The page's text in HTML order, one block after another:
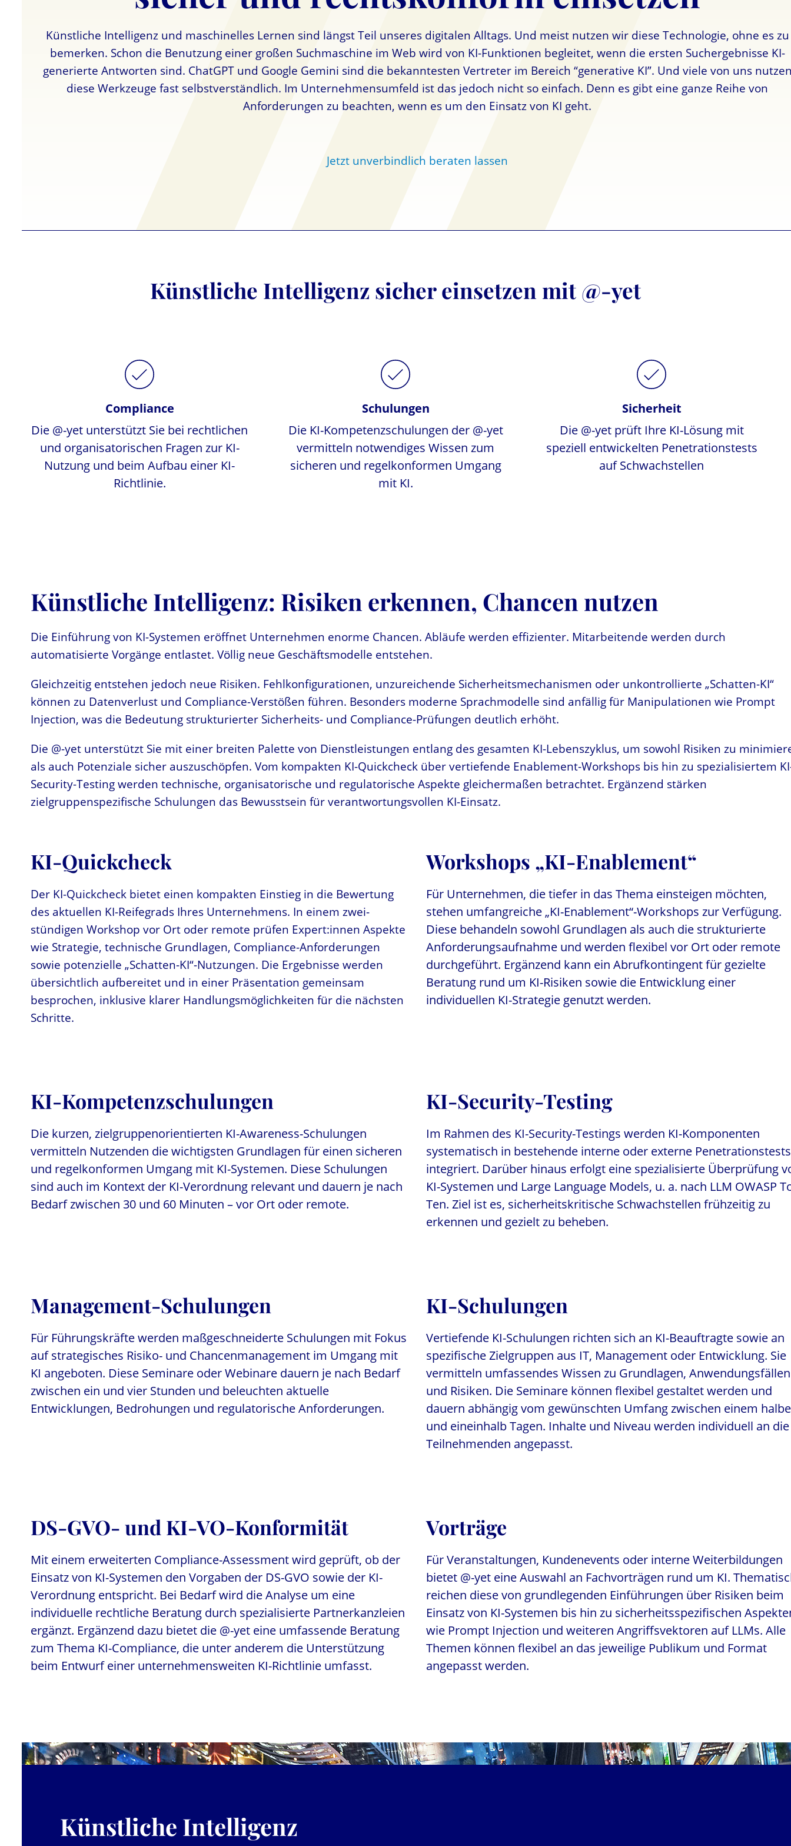
Künstliche Intelligenz und maschinelles Lernen sind längst Teil unseres digitalen Alltags. Und meist nutzen wir diese Technologie, ohne es zu
bemerken. Schon die Benutzung einer großen Suchmaschine im Web wird von KI-Funktionen begleitet, wenn die ersten Suchergebnisse KI-
generierte Antworten sind. ChatGPT und Google Gemini sind die bekanntesten Vertreter im Bereich “generative KI”. Und viele von uns
diese Werkzeuge fast selbstverständlich. Im Unternehmensumfeld ist das jedoch nicht so einfach. Denn es gibt eine ganze Reihe von
Anforderungen zu beachten, wenn es um den Einsatz von KI geht.
Jetzt unverbindlich beraten lassen
Künstliche Intelligenz sicher einsetzen mit @-yet
Compliance
Die @-yet unterstützt Sie bei rechtlichen
und organisatorischen Fragen zur KI-
Nutzung und beim Aufbau einer KI-
Richtlinie.
Schulungen
Die KI-Kompetenzschulungen der @-yet
vermitteln notwendiges Wissen zum
sicheren und regelkonformen Umgang
mit KI.
Sicherheit
Die @-yet prüft Ihre KI-Lösung mit
speziell entwickelten Penetrationstests
auf Schwachstellen
Künstliche Intelligenz: Risiken erkennen, Chancen nutzen
Die Einführung von KI-Systemen eröffnet Unternehmen enorme Chancen. Abläufe werden effizienter. Mitarbeitende werden durch
automatisierte Vorgänge entlastet. Völlig neue Geschäftsmodelle entstehen.
Gleichzeitig entstehen jedoch neue Risiken. Fehlkonfigurationen, unzureichende Sicherheitsmechanismen oder unkontrollierte „Schatten-KI“
können zu Datenverlust und Compliance-Verstößen führen. Besonders moderne Sprachmodelle sind anfällig für Manipulationen wie Prompt
Injection, was die Bedeutung strukturierter Sicherheits- und Compliance-Prüfungen deutlich erhöht.
Die @-yet unterstützt Sie mit einer breiten Palette von Dienstleistungen entlang des gesamten KI-Lebenszyklus, um sowohl Risiken zu
als auch Potenziale sicher auszuschöpfen. Vom kompakten KI-Quickcheck über vertiefende Enablement-Workshops bis hin zu spezialisiertem
Security-Testing werden technische, organisatorische und regulatorische Aspekte gleichermaßen betrachtet. Ergänzend stärken
zielgruppenspezifische Schulungen das Bewusstsein für verantwortungsvollen KI-Einsatz.
KI-Quickcheck
Der KI-Quickcheck bietet einen kompakten Einstieg in die Bewertung
des aktuellen KI-Reifegrads Ihres Unternehmens. In einem zwei­
stündigen Workshop vor Ort oder remote prüfen Expert:innen Aspekte
wie Strategie, technische Grundlagen, Compliance-Anforderungen
sowie potenzielle „Schatten-KI“-Nutzungen. Die Ergebnisse werden
übersichtlich aufbereitet und in einer Präsentation gemeinsam
besprochen, inklusive klarer Handlungsmöglichkeiten für die nächsten
Schritte.
Workshops „KI-Enablement“
Für Unternehmen, die tiefer in das Thema einsteigen möchten,
stehen umfangreiche „KI-Enablement“-Workshops zur Verfügung.
Diese behandeln sowohl Grundlagen als auch die strukturierte
Anforderungsaufnahme und werden flexibel vor Ort oder remote
durchgeführt. Ergänzend kann ein Abrufkontingent für gezielte
Beratung rund um KI-Risiken sowie die Entwicklung einer
individuellen KI-Strategie genutzt werden.
KI-Kompetenzschulungen
Die kurzen, zielgruppenorientierten KI-Awareness-Schulungen
vermitteln Nutzenden die wichtigsten Grundlagen für einen sicheren
und regelkonformen Umgang mit KI-Systemen. Diese Schulungen
sind auch im Kontext der KI-Verordnung relevant und dauern je nach
Bedarf zwischen 30 und 60 Minuten – vor Ort oder remote.
KI-Security-Testing
Im Rahmen des KI-Security-Testings werden KI-Komponenten
systematisch in bestehende interne oder externe Penetrationstests
integriert. Darüber hinaus erfolgt eine spezialisierte Überprüfung
KI-Systemen und Large Language Models, u. a. nach LLM OWASP
Ten. Ziel ist es, sicherheitskritische Schwachstellen frühzeitig zu
erkennen und gezielt zu beheben.
Management-Schulungen
Für Führungskräfte werden maßgeschneiderte Schulungen mit Fokus
auf strategisches Risiko- und Chancenmanagement im Umgang mit
KI angeboten. Diese Seminare oder Webinare dauern je nach Bedarf
zwischen ein und vier Stunden und beleuchten aktuelle
Entwicklungen, Bedrohungen und regulatorische Anforderungen.
KI-Schulungen
Vertiefende KI-Schulungen richten sich an KI-Beauftragte sowie an
spezifische Zielgruppen aus IT, Management oder Entwicklung. Sie
vermitteln umfassendes Wissen zu Grundlagen, Anwendungsfällen
und Risiken. Die Seminare können flexibel gestaltet werden und
dauern abhängig vom gewünschten Umfang zwischen einem
und eineinhalb Tagen. Inhalte und Niveau werden individuell an die
Teilnehmenden angepasst.
DS-GVO- und KI-VO-Konformität
Mit einem erweiterten Compliance-Assessment wird geprüft, ob der
Einsatz von KI-Systemen den Vorgaben der DS-GVO sowie der KI-
Verordnung entspricht. Bei Bedarf wird die Analyse um eine
individuelle rechtliche Beratung durch spezialisierte Partnerkanzleien
ergänzt. Ergänzend dazu bietet die @-yet eine umfassende Beratung
zum Thema KI-Compliance, die unter anderem die Unterstützung
beim Entwurf einer unternehmensweiten KI-Richtlinie umfasst.
Vorträge
Für Veranstaltungen, Kundenevents oder interne Weiterbildungen
bietet @-yet eine Auswahl an Fachvorträgen rund um KI.
reichen diese von grundlegenden Einführungen über Risiken beim
Einsatz von KI-Systemen bis hin zu sicherheitsspezifischen
wie Prompt Injection und weiteren Angriffsvektoren auf LLMs. Alle
Themen können flexibel an das jeweilige Publikum und Format
angepasst werden.
Künstliche Intelligenz